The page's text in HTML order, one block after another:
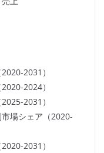
2031）
2024）
2031）
場シェア（2020-
2031）